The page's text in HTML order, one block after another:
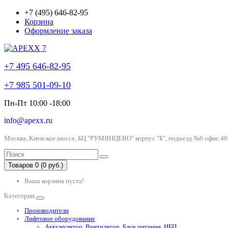
+7 (495) 646-82-95
Корзина
Оформление заказа
+7 495 646-82-95
+7 985 501-09-10
Пн-Пт 10:00 -18:00
info@apexx.ru
Москва, Киевское шоссе, БЦ "РУМЯНЦЕВО" корпус "Б", подъезд №6 офис
Товаров 0 (0 руб.)
Ваша корзина пуста!
Категории
Производители
Лифтовое оборудование